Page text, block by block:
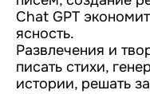
Chat GPT
ясность.
Развлечения и
писать стихи,
истории, решать